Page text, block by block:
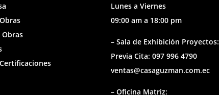
Obras
Lunes a Viernes
09:00 am a 18:00 pm
– Sala de Exhibición Proyectos:
Previa Cita: 097 996 4790
ventas@casaguzman.com.ec
– Oficina Matriz: